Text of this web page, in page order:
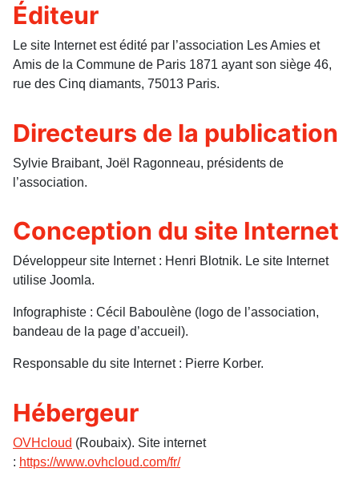
Éditeur
Le site Internet est édité par l’association Les Amies et
Amis de la Commune de Paris 1871 ayant son siège 46,
rue des Cinq diamants, 75013 Paris.
Directeurs de la publication
Sylvie Braibant, Joël Ragonneau, présidents de
l’association.
Conception du site Internet
Développeur site Internet : Henri Blotnik. Le site Internet
utilise Joomla.
Infographiste : Cécil Baboulène (logo de l’association,
bandeau de la page d’accueil).
Responsable du site Internet : Pierre Korber.
Hébergeur
OVHcloud (Roubaix). Site internet
: https://www.ovhcloud.com/fr/